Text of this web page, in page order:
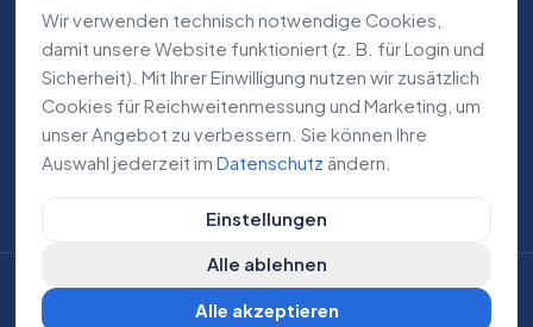
RECHTLICHES
Impressum
Datenschutz
AGB
©2026Lokale Dienstleistungen. Alle Rechte vorbehalten.
Wir verwenden technisch notwendige Cookies,
damit unsere Website funktioniert (z. B. für Login und
Sicherheit). Mit Ihrer Einwilligung nutzen wir zusätzlich
Cookies für Reichweiten­messung und Marketing, um
unser Angebot zu verbessern. Sie können Ihre
Auswahl jederzeit im Datenschutz ändern.
Einstellungen
Alle ablehnen
Alle akzeptieren